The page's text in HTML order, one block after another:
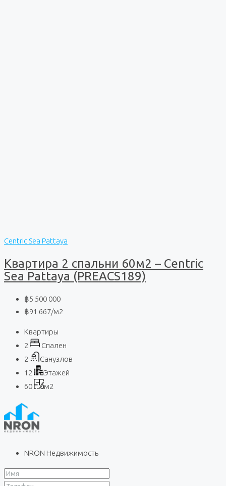
Centric Sea Pattaya
Квартира 2 спальни 60м2 – Centric
Sea Pattaya (PREACS189)
฿5 500 000
฿91 667/м2
Квартиры
2
Спален
2
Санузлов
12
Этажей
60
м2
NRON Недвижимость